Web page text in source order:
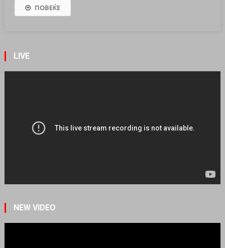
ПОВЕЌЕ
LIVE
NEW VIDEO